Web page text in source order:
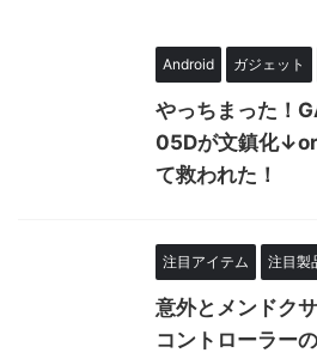
Android ガジェット
やっちまった！
05Dが文鎮化
て救われた！
注目アイテム 注目製
意外とメンドク
コントローラー